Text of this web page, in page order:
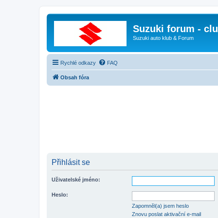
Suzuki forum -
Suzuki auto klub & Forum
Rychlé odkazy FAQ
Obsah fóra
Přihlásit se
Uživatelské jméno:
Heslo:
Zapomněl(a) jsem heslo
Znovu poslat aktivační e-mail